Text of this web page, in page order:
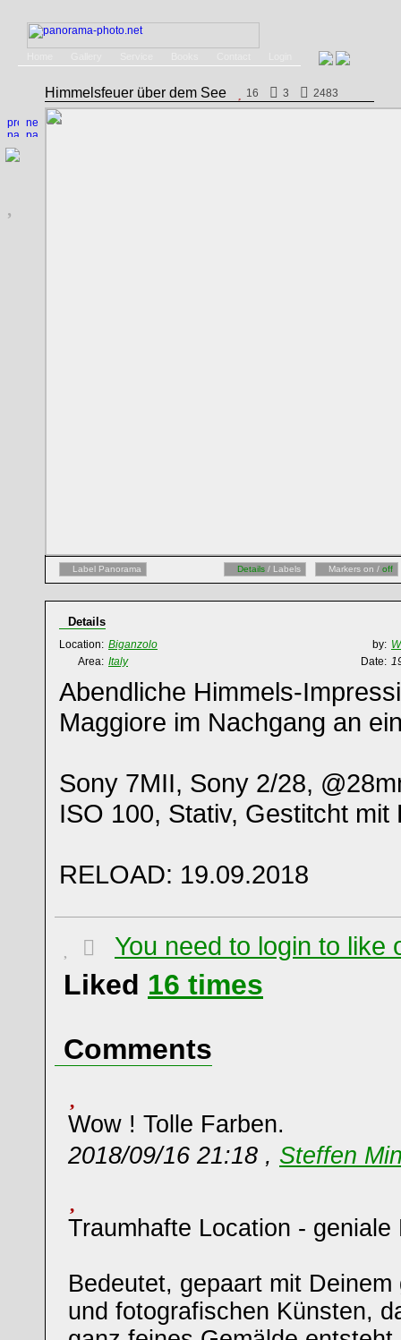
Himmelsfeuer über dem See 16 3 2483
Label Panorama Details / Labels Markers on / off
Details
Location: Biganzolo by:
Area: Italy Date:
Abendliche Himmels-
Maggiore im Nachgang an
Sony 7MII, Sony 2/28,
ISO 100, Stativ, Gestitcht mit
RELOAD: 19.09.2018
You need to login to like
Liked 16 times
Comments
Wow ! Tolle Farben.
2018/09/16 21:18 , Steffen
Traumhafte Location -
Bedeutet, gepaart mit
und fotografischen Künsten,